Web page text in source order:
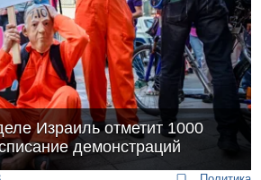
Израиль отметит 1000
демонстраций